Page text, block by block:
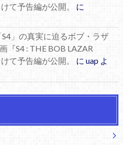
て予告編が公開。
に
」の真実に迫るボブ・ラザ
『S4 : THE BOB LAZAR
て予告編が公開。
に uapよ